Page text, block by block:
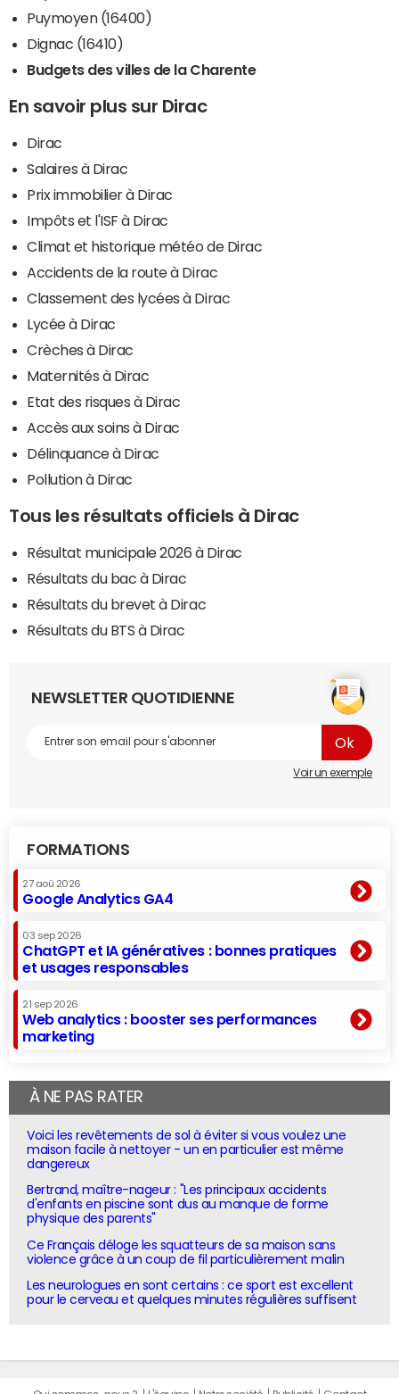
Puymoyen (16400)
Dignac (16410)
Budgets des villes de la Charente
En savoir plus sur Dirac
Dirac
Salaires à Dirac
Prix immobilier à Dirac
Impôts et l'ISF à Dirac
Climat et historique météo de Dirac
Accidents de la route à Dirac
Classement des lycées à Dirac
Lycée à Dirac
Crèches à Dirac
Maternités à Dirac
Etat des risques à Dirac
Accès aux soins à Dirac
Délinquance à Dirac
Pollution à Dirac
Tous les résultats officiels à Dirac
Résultat municipale 2026 à Dirac
Résultats du bac à Dirac
Résultats du brevet à Dirac
Résultats du BTS à Dirac
NEWSLETTER QUOTIDIENNE
Voir un exemple
FORMATIONS
27 aoû 2026
Google Analytics GA4
03 sep 2026
ChatGPT et IA génératives : bonnes pratiques
et usages responsables
21 sep 2026
Web analytics : booster ses performances
marketing
À NE PAS RATER
Voici les revêtements de sol à éviter si vous voulez une
maison facile à nettoyer - un en particulier est même
dangereux
Bertrand, maître-nageur : "Les principaux accidents
d'enfants en piscine sont dus au manque de forme
physique des parents"
Ce Français déloge les squatteurs de sa maison sans
violence grâce à un coup de fil particulièrement malin
Les neurologues en sont certains : ce sport est excellent
pour le cerveau et quelques minutes régulières suffisent